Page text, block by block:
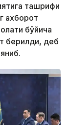
ташрифи
ахборот
бўйича
берилди, деб